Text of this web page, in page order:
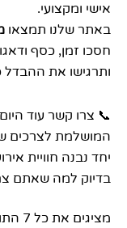
אישי ומקצועי.
באתר שלנו תמצאו
חסכו זמן, כסף
ותרגישו את
📞 צרו קשר עוד
המושלמת לצרכים
יחד נבנה חוויית
בדיוק למה שאתם
מציגים את כל ⁦7⁩ התוצאות